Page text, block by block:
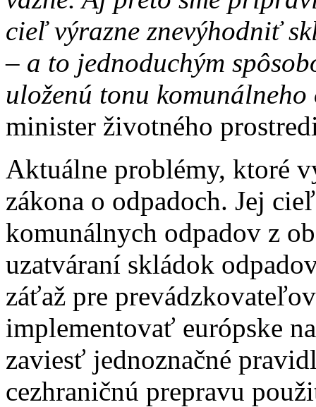
cieľ výrazne znevýhodniť
– a to jednoduchým
uloženú tonu
minister životného
Aktuálne problémy, ktoré
zákona o odpadoch. Jej
komunálnych odpadov z
uzatváraní skládok
záťaž pre
implementovať európske
zaviesť jednoznačné
cezhraničnú prepravu